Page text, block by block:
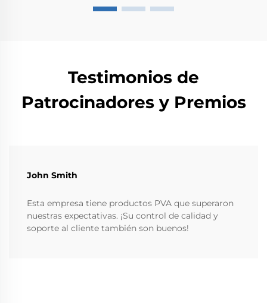
Testimonios de
Patrocinadores y Premios
John Smith
Esta empresa tiene productos PVA que superaron
nuestras expectativas. ¡Su control de calidad y
soporte al cliente también son buenos!